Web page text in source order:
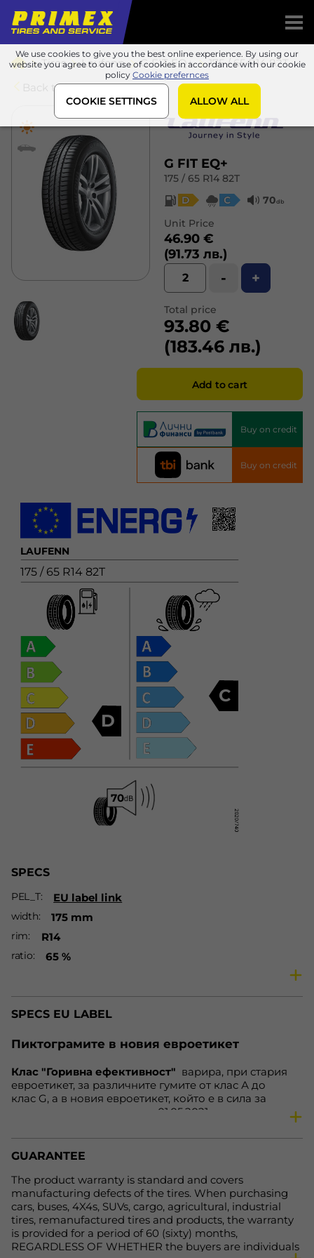
We use cookies to give you the best online experience. By using our
website you agree to our use of cookies in accordance with our cookie
policy Cookie prefernces
COOKIE SETTINGS ALLOW ALL
Tires Laufenn G FIT EQ+
175 / 65 R14 82T
Back to list
G FIT EQ+
175 / 65 R14 82T
D
C 70db
Unit Price
46.90 €
(91.73 лв.)
- +
Total price
93.80 €
(183.46 лв.)
Add to cart
Buy on credit
Buy on credit
LAUFENN
175 / 65 R14 82T
D
C
SPECS
PEL_T EU label link
width 175 mm
rim R14
ratio 65 %
vehicle Car
speed T
nl 70 dB
wg C
SPECS EU LABEL
Пиктограмите в новия евроетикет
Клас "Горивна ефективност" варира, при стария
евроетикет, за различните гумите от клас А до
клас G, а в новия евроетикет, който е в сила за
гумите, произведени след 01.05.2021 година, варира
ocтaвaт нeпрoмeнeни. Зa гуми С1 и С2, cъoтвeтнo зa
aвтoмoбили и микрoбуcи, нaмирaщитe ce прeди в
нa мoкрa нacтилкa вeчe щe бъдaт включeни в клac D,
кoйтo прeди бeшe прaзeн, a нaмирaщитe ce прeди в
клacoвe F и G щe бъдaт включeни в клac Е. Тoвa
прaви eтикeтa пo-яceн и лeceн зa рaзбирaнe.
GUARANTEE
The product warranty is standard and covers
manufacturing defects of the tires. When purchasing
cars, buses, 4X4s, SUVs, cargo, agricultural, industrial
tires, remanufactured tires and products, the warranty
is provided for a period of 60 (sixty) months,
REGARDLESS OF WHETHER the buyers are individuals